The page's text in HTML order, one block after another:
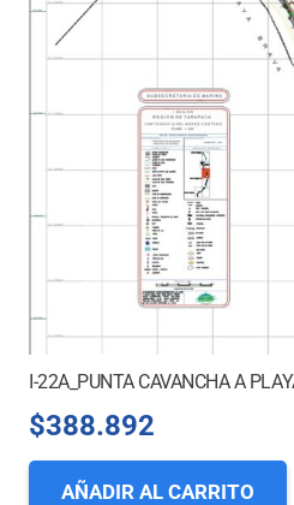
I-22A_PUNTA CAVANCHA A
$388.892
AÑADIR AL CARRITO